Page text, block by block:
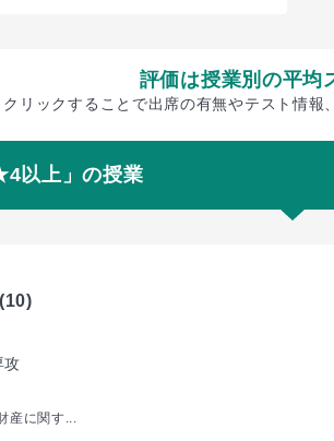
評価は授業別の平均
クリックすることで出席の有無やテスト情報
以上」の授業
攻
産に関す...